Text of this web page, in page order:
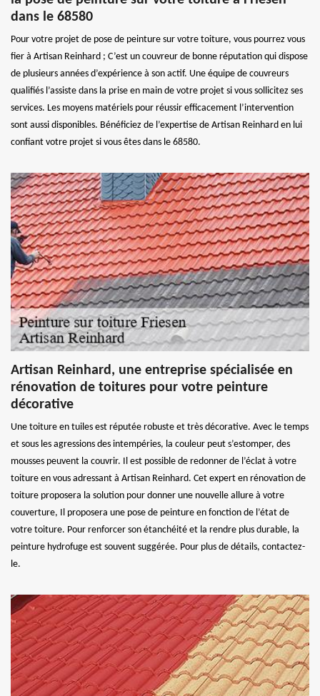
dans le 68580
Pour votre projet de pose de peinture sur votre toiture, vous pourrez vous
fier à Artisan Reinhard ; C’est un couvreur de bonne réputation qui dispose
de plusieurs années d’expérience à son actif. Une équipe de couvreurs
qualifiés l’assiste dans la prise en main de votre projet si vous sollicitez ses
services. Les moyens matériels pour réussir efficacement l’intervention
sont aussi disponibles. Bénéficiez de l’expertise de Artisan Reinhard en lui
confiant votre projet si vous êtes dans le 68580.
Artisan Reinhard, une entreprise spécialisée en
rénovation de toitures pour votre peinture
décorative
Une toiture en tuiles est réputée robuste et très décorative. Avec le temps
et sous les agressions des intempéries, la couleur peut s’estomper, des
mousses peuvent la couvrir. Il est possible de redonner de l’éclat à votre
toiture en vous adressant à Artisan Reinhard. Cet expert en rénovation de
toiture proposera la solution pour donner une nouvelle allure à votre
couverture, Il proposera une pose de peinture en fonction de l’état de
votre toiture. Pour renforcer son étanchéité et la rendre plus durable, la
peinture hydrofuge est souvent suggérée. Pour plus de détails, contactez-
le.